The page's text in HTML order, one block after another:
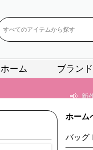
ホーム ブラン
📢 当
ホーム
バッグ